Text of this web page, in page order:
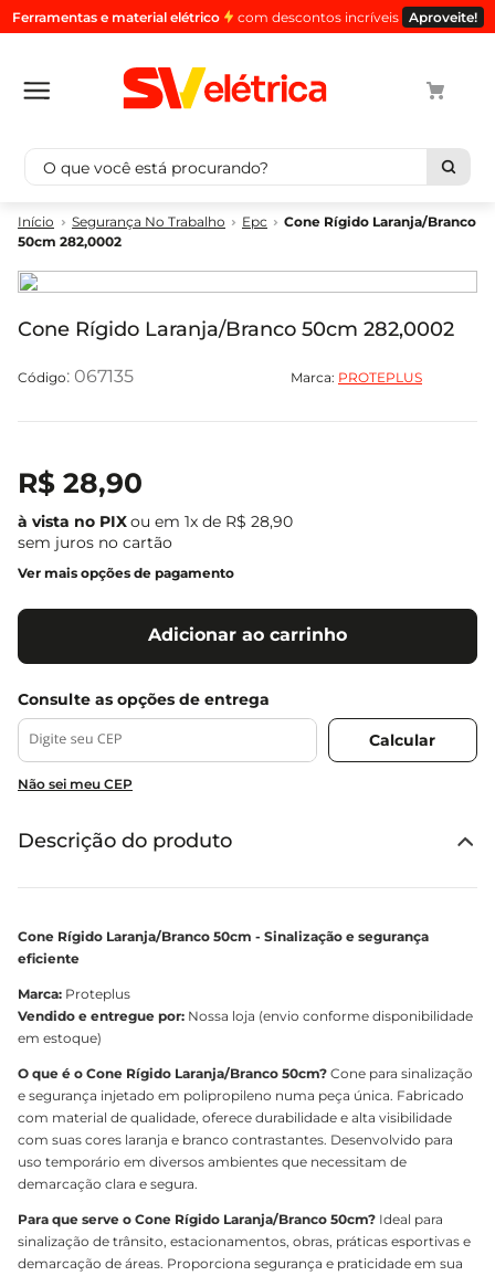
Ferramentas e material elétrico com descontos incríveis Aproveite!
O que você está procurando?
Segurança No Trabalho Epc
Cone Rígido Laranja/Branco
50cm 282,0002
Cone Rígido Laranja/Branco 50cm 282,0002
: 067135 Marca: PROTEPLUS
R$ 28,90
ou em 1x de R$ 28,90
sem juros no cartão
Ver mais opções de pagamento
Adicionar ao carrinho
Não sei meu CEP
Descrição do produto
Cone Rígido Laranja/Branco 50cm - Sinalização e segurança
eficiente
Marca: Proteplus
Vendido e entregue por: Nossa loja (envio conforme disponibilidade
em estoque)
O que é o Cone Rígido Laranja/Branco 50cm? Cone para sinalização
e segurança injetado em polipropileno numa peça única. Fabricado
com material de qualidade, oferece durabilidade e alta visibilidade
com suas cores laranja e branco contrastantes. Desenvolvido para
uso temporário em diversos ambientes que necessitam de
demarcação clara e segura.
Para que serve o Cone Rígido Laranja/Branco 50cm? Ideal para
sinalização de trânsito, estacionamentos, obras, práticas esportivas e
demarcação de áreas. Proporciona segurança e praticidade em sua
Termos mais buscados
cabo
2º
luminaria
3º
tomada
5